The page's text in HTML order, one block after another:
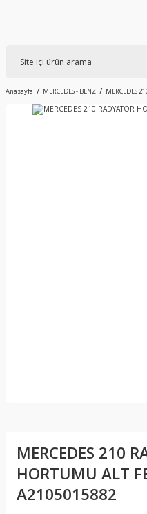
Anasayfa MERCEDES - BENZ MERCEDES
MERCEDES 210
HORTUMU ALT
A2105015882